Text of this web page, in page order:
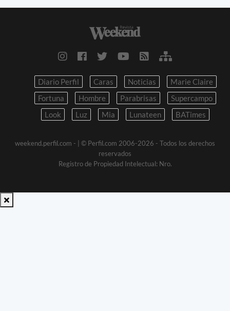
Diario Perfil Caras Noticias
Marie Claire
Fortuna
Hombre Parabrisas
Supercampo
Look
Luz Mia Lunateen BATimes
weekend.perfil.com -
| © Perfil.com 2006-2026 - Todos los derechos
reservados
Registro de Propiedad Intelectual: Nro.